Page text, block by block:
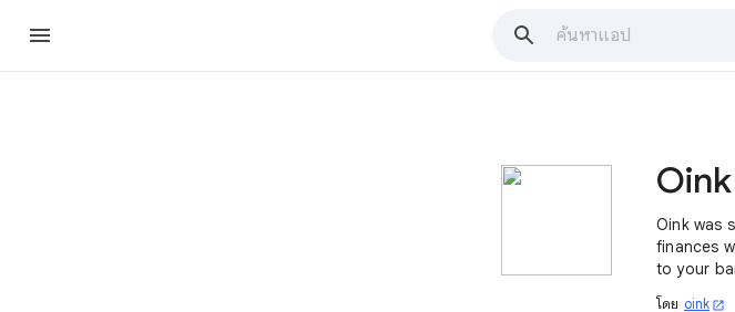
Oink
Oink was
finances
to your
โดย oink open_in_new